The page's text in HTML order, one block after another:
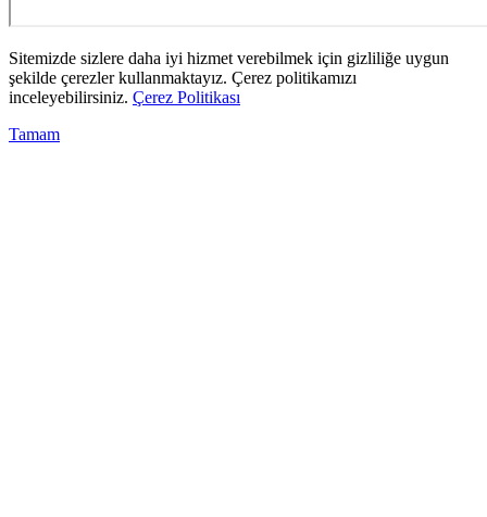
Sitemizde sizlere daha iyi hizmet verebilmek için gizliliğe uygun
şekilde çerezler kullanmaktayız. Çerez politikamızı
inceleyebilirsiniz. Çerez Politikası
Tamam